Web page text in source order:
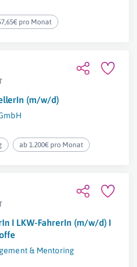
pro Monat
(m/w/d)
ab 1.200€ pro Monat
I LKW-FahrerIn (m/w/d) I
& Mentoring